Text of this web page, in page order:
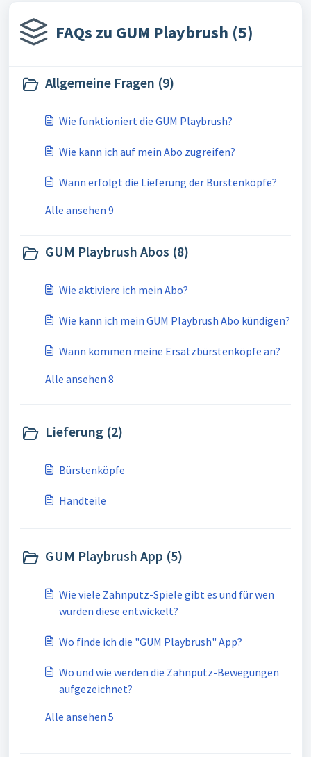
FAQs zu GUM Playbrush (5)
Allgemeine Fragen (9)
Wie funktioniert die GUM Playbrush?
Wie kann ich auf mein Abo zugreifen?
Wann erfolgt die Lieferung der Bürstenköpfe?
Alle ansehen 9
GUM Playbrush Abos (8)
Wie aktiviere ich mein Abo?
Wie kann ich mein GUM Playbrush Abo kündigen?
Wann kommen meine Ersatzbürstenköpfe an?
Alle ansehen 8
Lieferung (2)
Bürstenköpfe
Handteile
GUM Playbrush App (5)
Wie viele Zahnputz-Spiele gibt es und für wen
wurden diese entwickelt?
Wo finde ich die "GUM Playbrush" App?
Wo und wie werden die Zahnputz-Bewegungen
aufgezeichnet?
Alle ansehen 5